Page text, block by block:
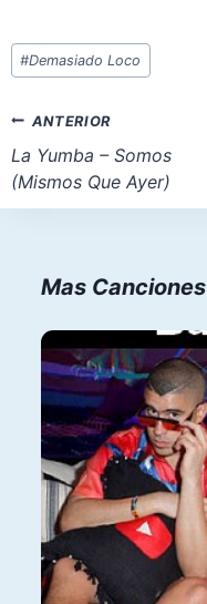
Etiquetas
de
entrada:
#Demasiado Loco
Navegación
de
entradas
ANTERIOR
La Yumba – Somos
(Mismos Que Ayer)
Mas Canciones